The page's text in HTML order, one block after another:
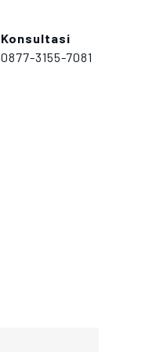
Konsultasi
0877-3155-7081